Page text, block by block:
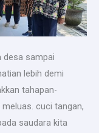
desa sampai
lebih demi
tahapan-
cuci tangan,
saudara kita